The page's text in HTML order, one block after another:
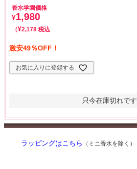
香水学園価格
¥1,980
¥2,178 税込
激安49％OFF！
お気に入りに登録する
只今在庫切れです
ラッピングはこちら （ミニ香水を除く）